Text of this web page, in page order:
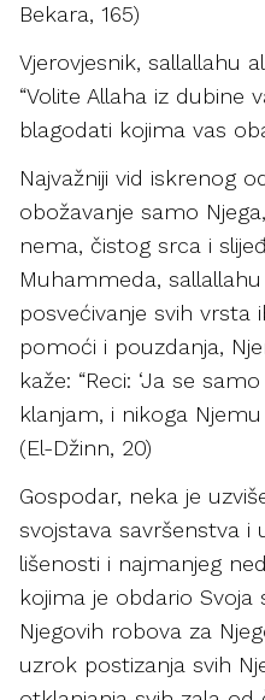
Bekara, 165)
Vjerovjesnik, sallallahu
“Volite Allaha iz dubine
blagodati kojima vas
Najvažniji vid iskrenog
obožavanje samo
nema, čistog srca i
Muhammeda,
posvećivanje svih vrsta
pomoći i pouzdanja,
kaže: “Reci: ‘Ja se
klanjam, i nikoga
(El-Džinn, 20)
Gospodar, neka je
svojstava savršenstva i
lišenosti i najmanjeg
kojima je obdario
Njegovih robova za
uzrok postizanja svih